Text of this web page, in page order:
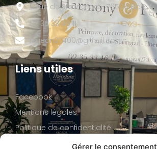
Gérer le consentement
6 rue de Stalingrad - 76500 Elbeuf
02 35 33 46 11
m.jean27400@gmail.com
Liens utiles
Facebook
Mentions légales
Politique de confidentialité